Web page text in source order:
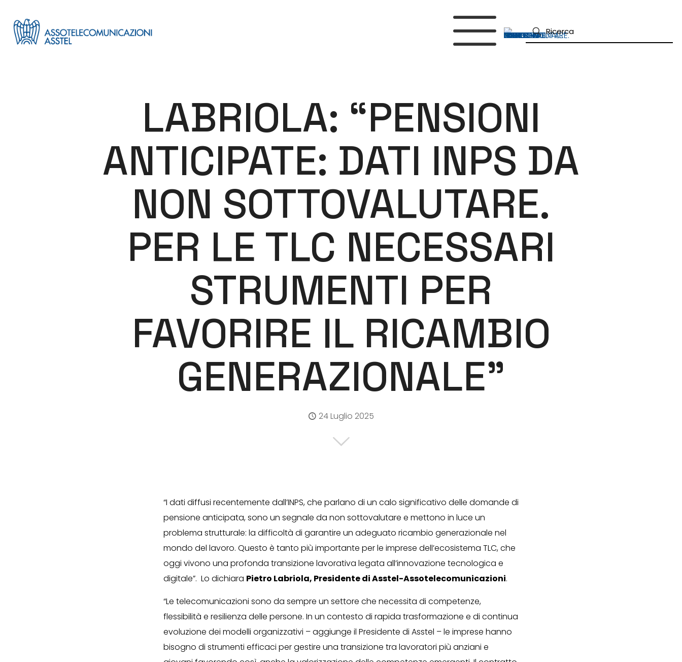
LABRIOLA: “PENSIONI
ANTICIPATE: DATI INPS DA
NON SOTTOVALUTARE.
PER LE TLC NECESSARI
STRUMENTI PER
FAVORIRE IL RICAMBIO
GENERAZIONALE”
24 Luglio 2025
“I dati diffusi recentemente dall’INPS, che parlano di un calo significativo delle domande di
pensione anticipata, sono un segnale da non sottovalutare e mettono in luce un
problema strutturale: la difficoltà di garantire un adeguato ricambio generazionale nel
mondo del lavoro. Questo è tanto più importante per le imprese dell’ecosistema TLC, che
oggi vivono una profonda transizione lavorativa legata all’innovazione tecnologica e
digitale”. Lo dichiara Pietro Labriola, Presidente di Asstel-Assotelecomunicazioni.
“Le telecomunicazioni sono da sempre un settore che necessita di competenze,
flessibilità e resilienza delle persone. In un contesto di rapida trasformazione e di continua
evoluzione dei modelli organizzativi – aggiunge il Presidente di Asstel – le imprese hanno
bisogno di strumenti efficaci per gestire una transizione tra lavoratori più anziani e